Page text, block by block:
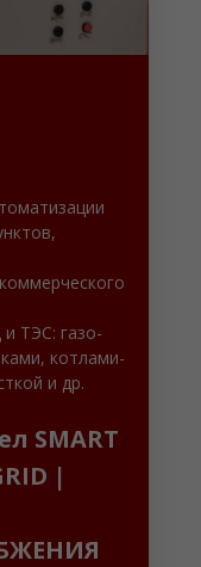
ТЭС: газо-
котлами-
и др.
SMART
|